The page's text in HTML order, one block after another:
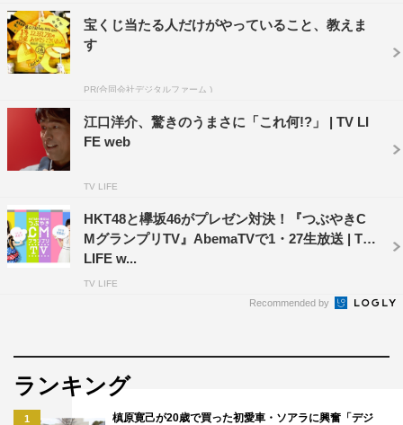
宝くじ当たる人だけがやっていること、教えま
す
PR(合同会社デジタルファーム )
江口洋介、驚きのうまさに「これ何!?」 | TV LI
FE web
TV LIFE
HKT48と欅坂46がプレゼン対決！『つぶやきC
MグランプリTV』AbemaTVで1・27生放送 | TV
LIFE w...
TV LIFE
Recommended by
ランキング
1
槙原寛己が20歳で買った初愛車・ソアラに興奮「デジ